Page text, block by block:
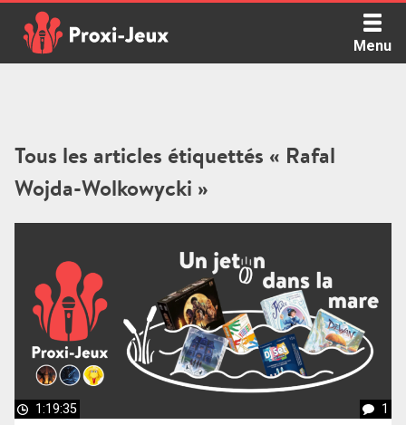
content
Menu
Tous les articles étiquettés « Rafal
Wojda-Wolkowycki »
1:19:35 1